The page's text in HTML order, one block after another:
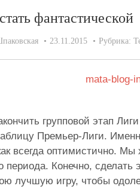
фантастической
23.11.2015 Рубрика:
групповой этап
Премьер-Лиги.
всегда оптимистично.
периода. Конечно,
лучшую игру, чтобы